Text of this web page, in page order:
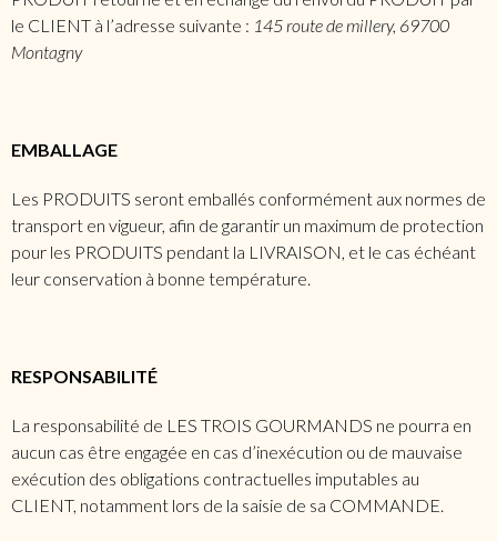
le CLIENT à l’adresse suivante : 145 route de millery, 69700
Montagny
EMBALLAGE
Les PRODUITS seront emballés conformément aux normes de
transport en vigueur, afin de garantir un maximum de protection
pour les PRODUITS pendant la LIVRAISON, et le cas échéant
leur conservation à bonne température.
RESPONSABILITÉ
La responsabilité de LES TROIS GOURMANDS ne pourra en
aucun cas être engagée en cas d’inexécution ou de mauvaise
exécution des obligations contractuelles imputables au
CLIENT, notamment lors de la saisie de sa COMMANDE.